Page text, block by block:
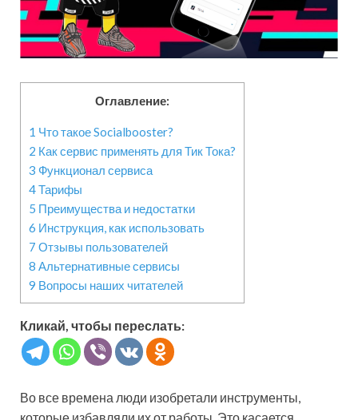
Оглавление:
1 Что такое Socialbooster?
2 Как сервис применять для Тик Тока?
3 Функционал сервиса
4Тарифы
5 Преимущества и недостатки
6 Инструкция, как использовать
7 Отзывы пользователей
8 Альтернативные сервисы
9 Вопросы наших читателей
Кликай, чтобы переслать:
Во все времена люди изобретали инструменты,